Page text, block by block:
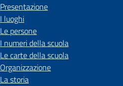
Presentazione
I luoghi
Le persone
I numeri della scuola
Le carte della scuola
Organizzazione
La storia